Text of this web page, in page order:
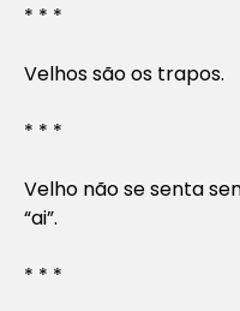
* * *
Velhos são os trapos.
* * *
Velho não se senta
“ai”.
* * *